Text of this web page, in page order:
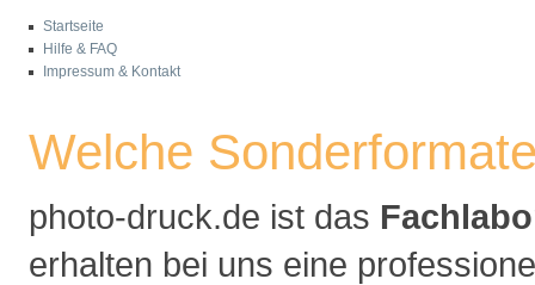
Startseite
Hilfe & FAQ
Impressum & Kontakt
Welche
photo-druck.de ist das
erhalten bei uns eine